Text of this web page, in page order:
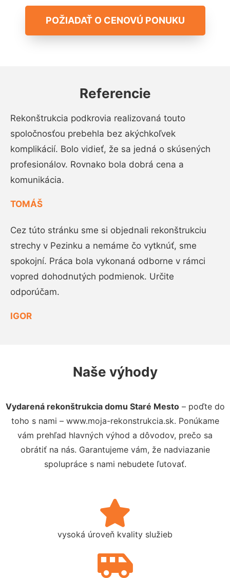
POŽIADAŤ O CENOVÚ PONUKU
Referencie
Rekonštrukcia podkrovia realizovaná touto
spoločnosťou prebehla bez akýchkoľvek
komplikácií. Bolo vidieť, že sa jedná o skúsených
profesionálov. Rovnako bola dobrá cena a
komunikácia.
TOMÁŠ
Cez túto stránku sme si objednali rekonštrukciu
strechy v Pezinku a nemáme čo vytknúť, sme
spokojní. Práca bola vykonaná odborne v rámci
vopred dohodnutých podmienok. Určite
odporúčam.
IGOR
Naše výhody
Vydarená rekonštrukcia domu Staré Mesto– poďte do
toho s nami – www.moja-rekonstrukcia.sk. Ponúkame
vám prehľad hlavných výhod a dôvodov, prečo sa
obrátiť na nás. Garantujeme vám, že nadviazanie
spolupráce s nami nebudete ľutovať.
vysoká úroveň kvality služieb